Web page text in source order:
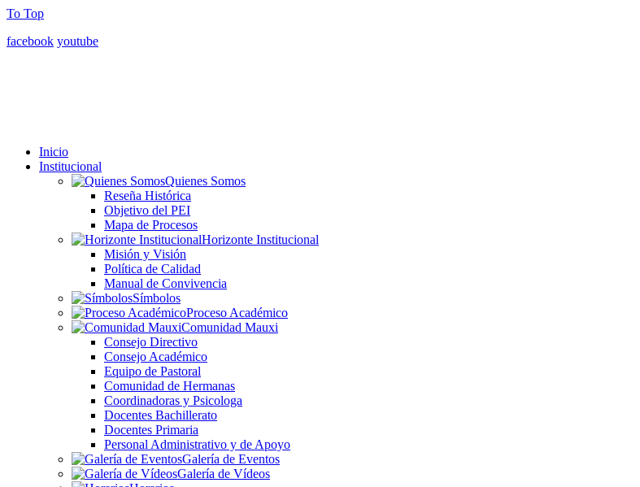
To Top
facebook youtube
Inicio
Institucional
Quienes Somos
Reseña Histórica
Objetivo del PEI
Mapa de Procesos
Horizonte Institucional
Misión y Visión
Política de Calidad
Manual de Convivencia
Símbolos
Proceso Académico
Comunidad Mauxi
Consejo Directivo
Consejo Académico
Equipo de Pastoral
Comunidad de Hermanas
Coordinadoras y Psicologa
Docentes Bachillerato
Docentes Primaria
Personal Administrativo y de Apoyo
Galería de Eventos
Galería de Vídeos